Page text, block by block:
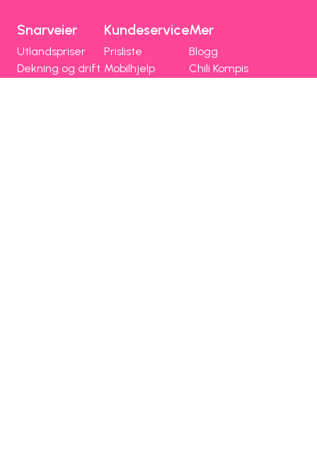
Snarveier
Utlandspriser
Dekning og drift
Kundeservice
Prisliste
Mobilhjelp
Mer
Blogg
Chili Kompis